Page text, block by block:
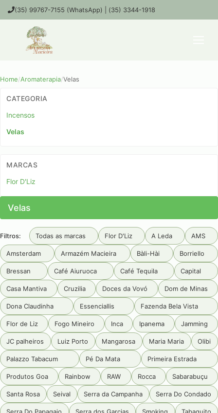
(35) 99767-7155 (WhatsApp) | (35) 3344-1918
Home/Aromaterapia/Velas
CATEGORIA
Incensos
Velas
MARCAS
Flor D'Liz
Velas
Filtros: Todas as marcas Flor D'Liz A Leda AMS
Amsterdam Armazém Macieira Bàli-Hài Borriello
Bressan Café Aiuruoca Café Tequila Capital
Casa Mantiva Cruzilia Doces da Vovó Dom de Minas
Dona Claudinha Essenciallis Fazenda Bela Vista
Flor de Liz Fogo Mineiro Inca Ipanema Jamming
JC palheiros Luiz Porto Mangarosa Maria Maria Olibi
Palazzo Tabacum Pé Da Mata Primeira Estrada
Produtos Goa Rainbow RAW Rocca Sabarabuçu
Santa Rosa Seival Serra da Campanha Serra Do Condado